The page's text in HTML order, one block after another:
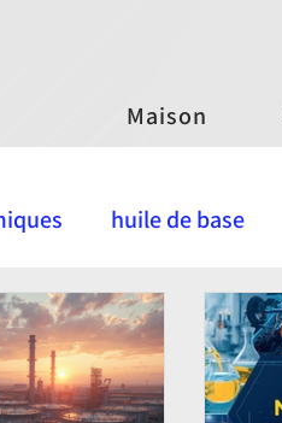
Maison
huile de base